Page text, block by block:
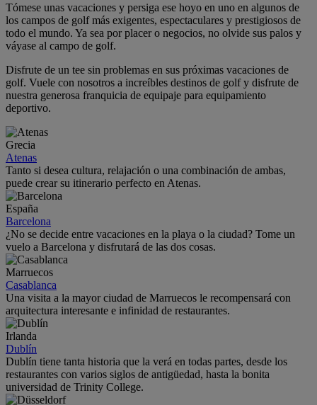
Tómese unas vacaciones y persiga ese hoyo en uno en algunos de
los campos de golf más exigentes, espectaculares y prestigiosos de
todo el mundo. Ya sea por placer o negocios, no olvide sus palos y
váyase al campo de golf.
Disfrute de un tee sin problemas en sus próximas vacaciones de
golf. Vuele con nosotros a increíbles destinos de golf y disfrute de
nuestra generosa franquicia de equipaje para equipamiento
deportivo.
Grecia
Atenas
Tanto si desea cultura, relajación o una combinación de ambas,
puede crear su itinerario perfecto en Atenas.
España
Barcelona
¿No se decide entre vacaciones en la playa o la ciudad? Tome un
vuelo a Barcelona y disfrutará de las dos cosas.
Marruecos
Casablanca
Una visita a la mayor ciudad de Marruecos le recompensará con
arquitectura interesante e infinidad de restaurantes.
Irlanda
Dublín
Dublín tiene tanta historia que la verá en todas partes, desde los
restaurantes con varios siglos de antigüedad, hasta la bonita
universidad de Trinity College.